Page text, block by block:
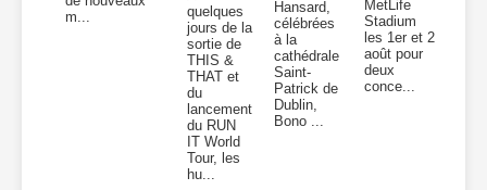
m...
quelques
jours de la
sortie de
THIS &
THAT et
du
lancement
du RUN
IT World
Tour, les
hu...
Hansard,
célébrées
à la
cathédrale
Saint-
Patrick de
Dublin,
Bono ...
MetLife
Stadium
les 1er et 2
août pour
deux
conce...